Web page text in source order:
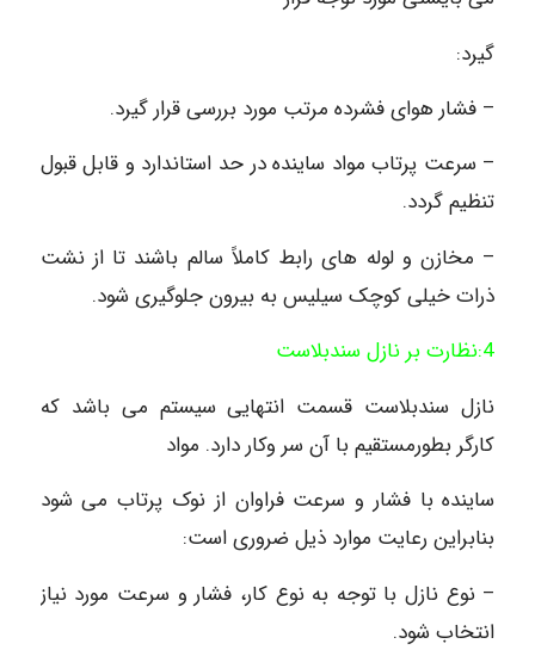
گیرد:
– فشار هوای فشرده مرتب مورد بررسی قرار گیرد.
– سرعت پرتاب مواد ساینده در حد استاندارد و قابل قبول
تنظیم گردد.
– مخازن و لوله های رابط کاملاً سالم باشند تا از نشت
ذرات خیلی کوچک سیلیس به بیرون جلوگیری شود.
4:نظارت بر نازل سندبلاست
نازل سندبلاست قسمت انتهایی سیستم می باشد که
کارگر بطورمستقیم با آن سر وکار دارد. مواد
ساینده با فشار و سرعت فراوان از نوک پرتاب می شود
بنابراین رعایت موارد ذیل ضروری است:
– نوع نازل با توجه به نوع کار، فشار و سرعت مورد نیاز
انتخاب شود.